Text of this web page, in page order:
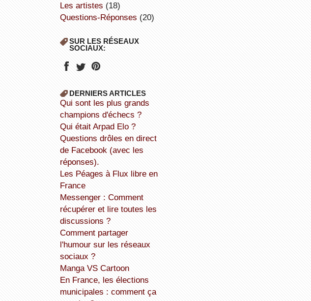
Les artistes (18)
Questions-Réponses (20)
SUR LES RÉSEAUX
SOCIAUX:
DERNIERS ARTICLES
Qui sont les plus grands
champions d'échecs ?
Qui était Arpad Elo ?
Questions drôles en direct
de Facebook (avec les
réponses).
Les Péages à Flux libre en
France
Messenger : Comment
récupérer et lire toutes les
discussions ?
Comment partager
l'humour sur les réseaux
sociaux ?
Manga VS Cartoon
En France, les élections
municipales : comment ça